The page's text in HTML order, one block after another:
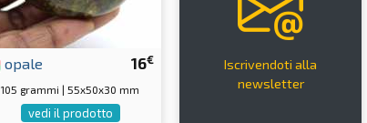
16€
opale
105 grammi | 55x50x30 mm
vedi il prodotto
Iscrivendoti alla
newsletter